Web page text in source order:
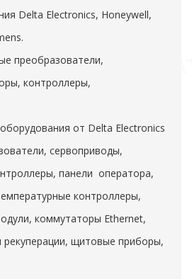
Delta Electronics, Honeywell,
преобразователи,
контроллеры,
от Delta Electronics
сервоприводы,
панели оператора,
контроллеры,
коммутаторы Ethernet,
щитовые приборы,